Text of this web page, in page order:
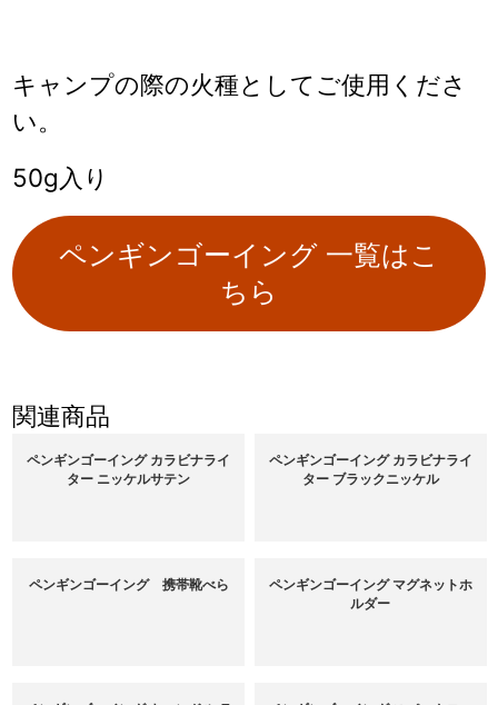
キャンプの際の火種としてご使用くださ
い。
50g入り
ペンギンゴーイング 一覧はこ
ちら
関連商品
ペンギンゴーイング カラビナライ
ター ニッケルサテン
ペンギンゴーイング カラビナライ
ター ブラックニッケル
ペンギンゴーイング 携帯靴べら
ペンギンゴーイング マグネットホ
ルダー